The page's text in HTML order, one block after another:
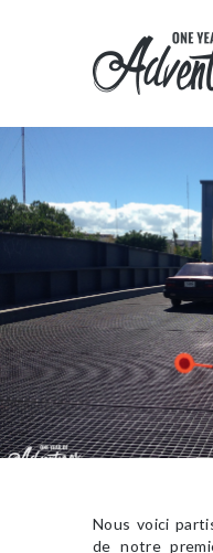
Nous voici
de notre